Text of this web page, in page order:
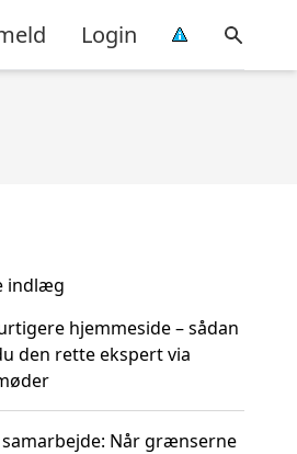
Login
indlæg
hjemmeside – sådan
den rette ekspert via
Når grænserne